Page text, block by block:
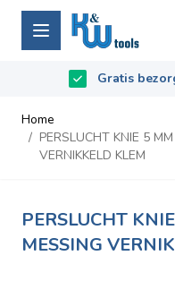
Ga naar de inhoud
Gratis
Beoordeeld met9.5/10
Home
/ PERSLUCHT KNIE 5
VERNIKKELD KLEM
PERSLUCHT
MESSING